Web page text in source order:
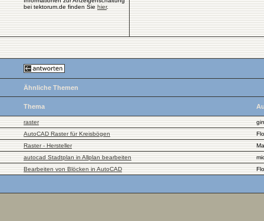
bei tektorum.de finden Sie hier.
Ähnliche Themen
Thema
raster
AutoCAD Raster für Kreisbögen
Raster - Hersteller
autocad Stadtplan in Allplan bearbeiten
Bearbeiten von Blöcken in AutoCAD